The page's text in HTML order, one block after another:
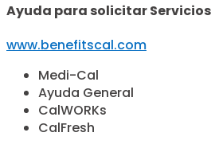
Ayuda para solicitar
www.benefitscal.com
Medi-Cal
Ayuda General
CalWORKs
CalFresh